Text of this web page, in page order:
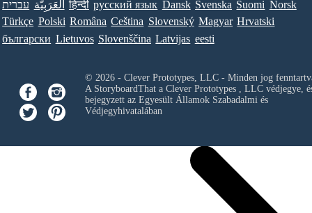
עברית العَرَبِيَّة हिन्दी ру́сский язы́к Dansk Svenska Suomi Norsk
Türkçe Polski Româna Ceština Slovenský Magyar Hrvatski
български Lietuvos Slovenščina Latvijas eesti
© 2026 - Clever Prototypes, LLC - Minden jog
A StoryboardThat a Clever Prototypes , LLCvédjegye,
bejegyzett az Egyesült Államok Szabadalmi és
Védjegyhivatalában